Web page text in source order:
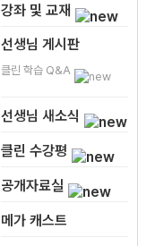
강좌 및 교재
선생님 게시판
클린 학습 Q&A
선생님 새소식
클린 수강평
공개자료실
메가 캐스트